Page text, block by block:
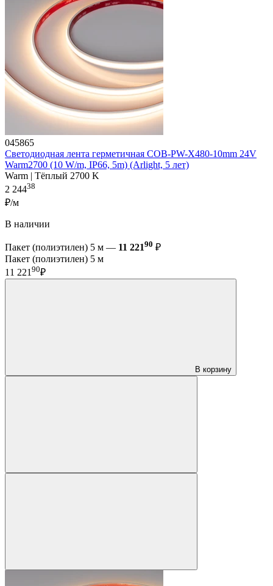
045865
Светодиодная лента герметичная COB-PW-X480-10mm 24V
Warm2700 (10 W/m, IP66, 5m) (Arlight, 5 лет)
Warm | Тёплый 2700 K
2 24438
₽/м
В наличии
Пакет (полиэтилен) 5 м — 11 22190 ₽
Пакет (полиэтилен) 5 м
11 221 90₽
В корзину